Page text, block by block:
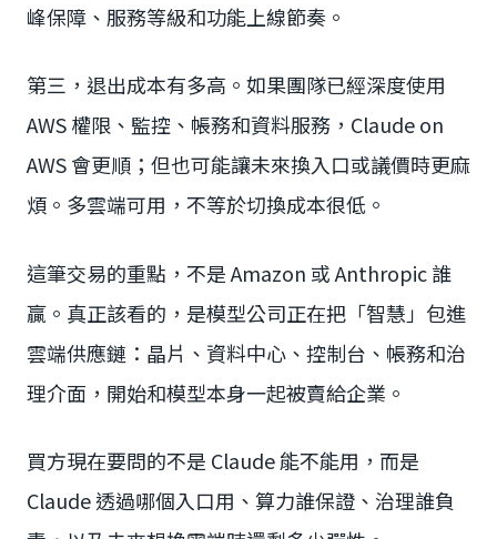
峰保障、服務等級和功能上線節奏。
第三，退出成本有多高。如果團隊已經深度使用
AWS 權限、監控、帳務和資料服務，Claude on
AWS 會更順；但也可能讓未來換入口或議價時更麻
煩。多雲端可用，不等於切換成本很低。
這筆交易的重點，不是 Amazon 或 Anthropic 誰
贏。真正該看的，是模型公司正在把「智慧」包進
雲端供應鏈：晶片、資料中心、控制台、帳務和治
理介面，開始和模型本身一起被賣給企業。
買方現在要問的不是 Claude 能不能用，而是
Claude 透過哪個入口用、算力誰保證、治理誰負